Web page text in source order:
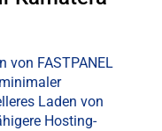
von FASTPANEL
Laden von
Hosting-